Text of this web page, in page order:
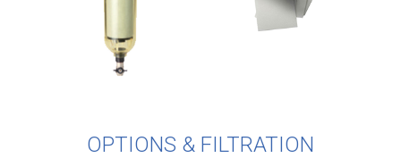
OPTIONS & FILTRATION